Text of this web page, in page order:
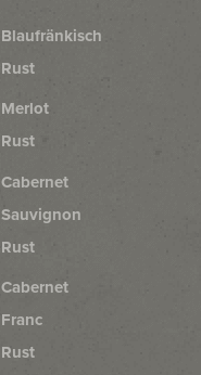
Blaufränkisch
Rust
Merlot
Rust
Cabernet
Sauvignon
Rust
Cabernet
Franc
Rust